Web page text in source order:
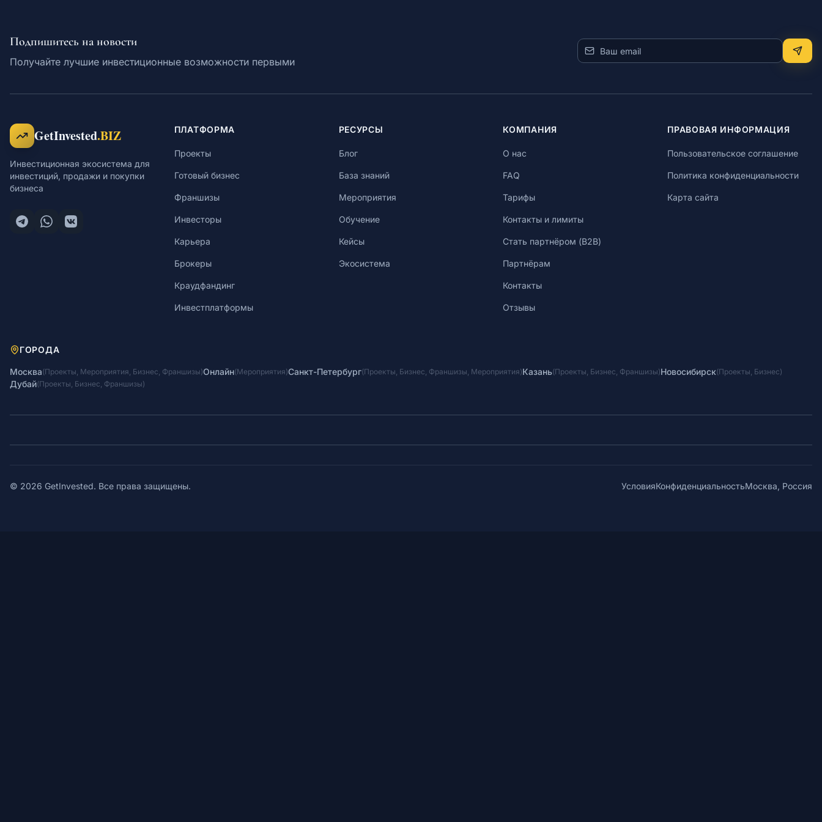
Подпишитесь на новости
Получайте лучшие инвестиционные возможности первыми
GetInvested.BIZ
Инвестиционная экосистема для
инвестиций, продажи и покупки
бизнеса
ПЛАТФОРМА
Проекты
Готовый бизнес
Франшизы
Инвесторы
Карьера
Брокеры
Краудфандинг
Инвестплатформы
РЕСУРСЫ
Блог
База знаний
Мероприятия
Обучение
Кейсы
Экосистема
КОМПАНИЯ
О нас
FAQ
Тарифы
Контакты и лимиты
Стать партнёром (B2B)
Партнёрам
Контакты
Отзывы
ПРАВОВАЯ ИНФОРМАЦИЯ
Пользовательское соглашение
Политика конфиденциальности
Карта сайта
ГОРОДА
Москва(Проекты, Мероприятия, Бизнес, Франшизы)Онлайн(Мероприятия)Санкт-Петербург(Проекты, Бизнес, Франшизы, Мероприятия)Казань(Проекты, Бизнес, Франшизы)Новосибирск(Проекты, Бизнес)
Дубай(Проекты, Бизнес, Франшизы)
© 2026 GetInvested. Все права защищены. УсловияКонфиденциальностьМосква, Россия